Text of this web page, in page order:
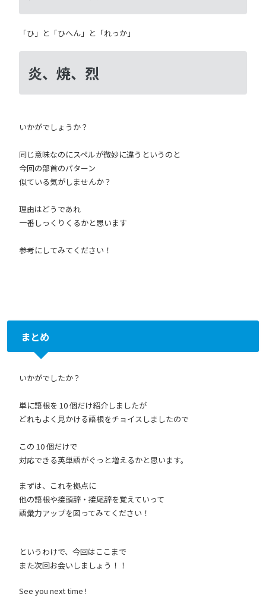
「ひ」と「ひへん」と「れっか」
炎、焼、烈
いかがでしょうか？
同じ意味なのにスペルが微妙に違うというのと
今回の部首のパターン
似ている気がしませんか？
理由はどうであれ
一番しっくりくるかと思います
参考にしてみてください！
まとめ
いかがでしたか？
単に語根を 10 個だけ紹介しましたが
どれもよく見かける語根をチョイスしましたので
この 10 個だけで
対応できる英単語がぐっと増えるかと思います。
まずは、これを拠点に
他の語根や接頭辞・接尾辞を覚えていって
語彙力アップを図ってみてください！
というわけで、今回はここまで
また次回お会いしましょう！！
See you next time !